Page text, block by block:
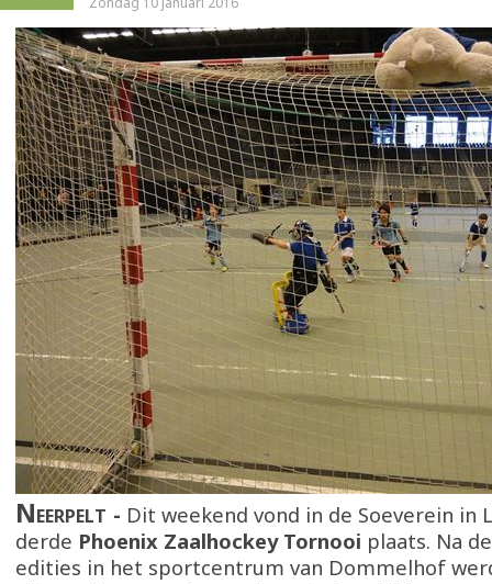
Neerpelt
Dit weekend vond in de Soeverein in
derde Phoenix Zaalhockey Tornooi plaats. Na
edities in het sportcentrum van Dommelhof